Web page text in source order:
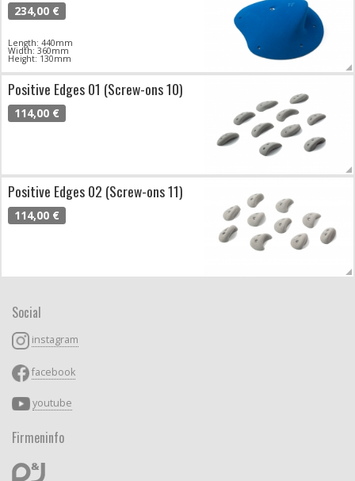
234,00 €
Length: 440mm
Width: 360mm
Height: 130mm
Positive Edges 01 (Screw-ons 10)
114,00 €
Positive Edges 02 (Screw-ons 11)
114,00 €
Social
instagram
facebook
youtube
Firmeninfo